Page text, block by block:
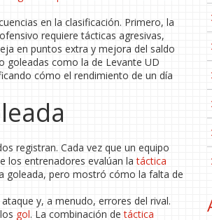
en la clasificación. Primero, la
requiere tácticas agresivas,
en puntos extra y mejora del saldo
goleadas como la de Levante UD
cómo el rendimiento de un día
registran. Cada vez que un equipo
los entrenadores evalúan latáctica
goleada, pero mostró cómo la falta de
y, a menudo, errores del rival.
gol. La combinación detáctica